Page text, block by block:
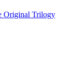
Original Trilogy